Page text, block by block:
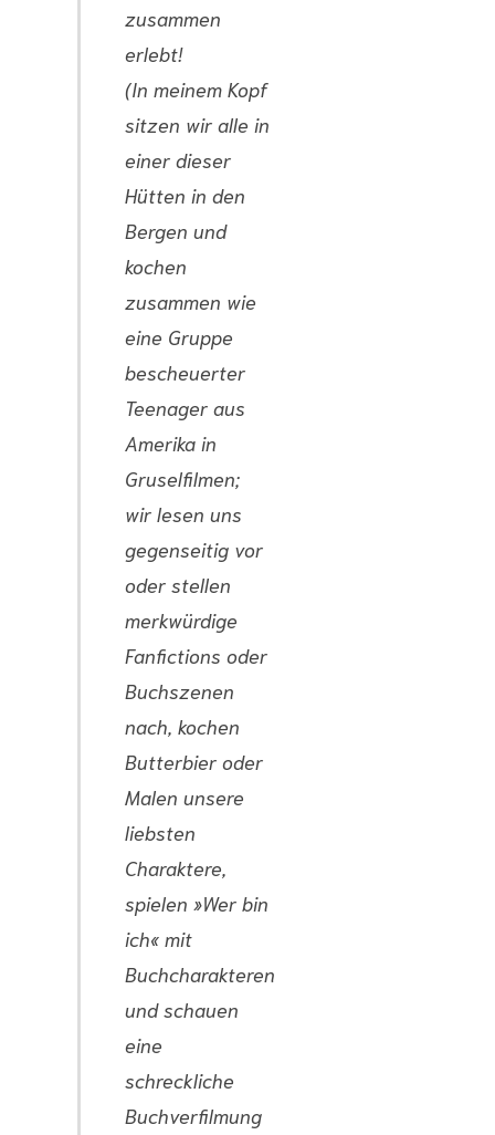
zusammen
erlebt!
(In meinem Kopf
sitzen wir alle in
einer dieser
Hütten in den
Bergen und
kochen
zusammen wie
eine Gruppe
bescheuerter
Teenager aus
Amerika in
Gruselfilmen;
wir lesen uns
gegenseitig vor
oder stellen
merkwürdige
Fanfictions oder
Buchszenen
nach, kochen
Butterbier oder
Malen unsere
liebsten
Charaktere,
spielen »Wer bin
ich« mit
Buchcharakteren
und schauen
eine
schreckliche
Buchverfilmung